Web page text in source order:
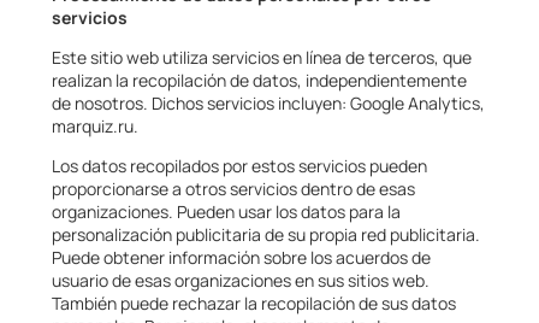
servicios
Este sitio web utiliza servicios en línea de terceros, que
realizan la recopilación de datos, independientemente
de nosotros. Dichos servicios incluyen: Google Analytics,
marquiz.ru.
Los datos recopilados por estos servicios pueden
proporcionarse a otros servicios dentro de esas
organizaciones. Pueden usar los datos para la
personalización publicitaria de su propia red publicitaria.
Puede obtener información sobre los acuerdos de
usuario de esas organizaciones en sus sitios web.
También puede rechazar la recopilación de sus datos